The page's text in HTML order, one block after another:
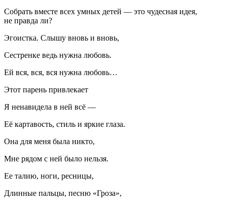
Собрать вместе всех умных детей — это чудесная идея,
не правда ли?
Эгоистка. Слышу вновь и вновь,
Сестренке ведь нужна любовь.
Ей вся, вся, вся нужна любовь…
Этот парень привлекает
Я ненавидела в ней всё —
Её картавость, стиль и яркие глаза.
Она для меня была никто,
Мне рядом с ней было нельзя.
Ее талию, ноги, ресницы,
Длинные пальцы, песню «Гроза»,